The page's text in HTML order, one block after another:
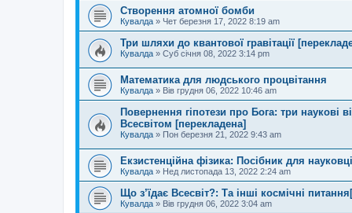
Створення атомної бомби
Кувалда » Чет березня 17, 2022 8:19 am
Три шляхи до квантової гравітації
Кувалда » Суб січня 08, 2022 3:14 pm
Математика для людського процвітання
Кувалда » Вів грудня 06, 2022 10:46 am
Повернення гіпотези про Бога: три наукові
Всесвітом [перекладена]
Кувалда » Пон березня 21, 2022 9:43 am
Екзистенційна фізика: Посібник для
Кувалда » Нед листопада 13, 2022 2:24 am
Що з’їдає Всесвіт?: Та інші космічні
Кувалда » Вів грудня 06, 2022 3:04 am